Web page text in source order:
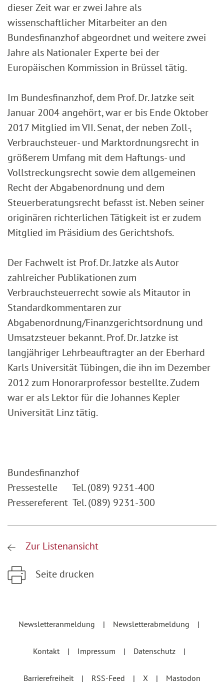
dieser Zeit war er zwei Jahre als
wissenschaftlicher Mitarbeiter an den
Bundesfinanzhof abgeordnet und weitere zwei
Jahre als Nationaler Experte bei der
Europäischen Kommission in Brüssel tätig.
Im Bundesfinanzhof, dem Prof. Dr. Jatzke seit
Januar 2004 angehört, war er bis Ende Oktober
2017 Mitglied im VII. Senat, der neben Zoll-,
Verbrauchsteuer- und Marktordnungsrecht in
größerem Umfang mit dem Haftungs- und
Vollstreckungsrecht sowie dem allgemeinen
Recht der Abgabenordnung und dem
Steuerberatungsrecht befasst ist. Neben seiner
originären richterlichen Tätigkeit ist er zudem
Mitglied im Präsidium des Gerichtshofs.
Der Fachwelt ist Prof. Dr. Jatzke als Autor
zahlreicher Publikationen zum
Verbrauchsteuerrecht sowie als Mitautor in
Standardkommentaren zur
Abgabenordnung/Finanzgerichtsordnung und
Umsatzsteuer bekannt. Prof. Dr. Jatzke ist
langjähriger Lehrbeauftragter an der Eberhard
Karls Universität Tübingen, die ihn im Dezember
2012 zum Honorarprofessor bestellte. Zudem
war er als Lektor für die Johannes Kepler
Universität Linz tätig.
Bundesfinanzhof
Pressestelle Tel. (089) 9231-400
Pressereferent Tel. (089) 9231-300
Zur Listenansicht
Seite drucken
Newsletteranmeldung
Newsletterabmeldung
Kontakt Impressum Datenschutz
Barrierefreiheit RSS-Feed X Mastodon